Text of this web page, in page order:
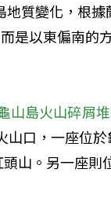
地質變化，根據
是以東偏南的
島火山碎屑堆
口，一座位
山。另一座則